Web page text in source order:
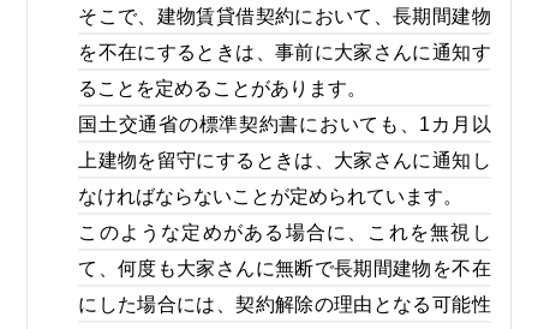
そこで、建物賃貸借契約において、長期間建物
を不在にするときは、事前に大家さんに通知す
ることを定めることがあります。
国土交通省の標準契約書においても、1カ月以
上建物を留守にするときは、大家さんに通知し
なければならないことが定められています。
このような定めがある場合に、これを無視し
て、何度も大家さんに無断で長期間建物を不在
にした場合には、契約解除の理由となる可能性